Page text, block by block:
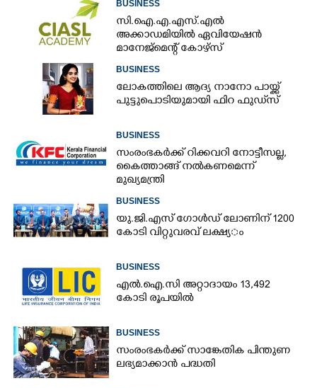
BUSINESS
സി.ഐ.എ.എസ്.എൽ
അക്കാഡമിയിൽ ഏവിയേഷൻ
മാനേജ്മെന്റ് കോഴ്സ്
BUSINESS
ലോകത്തിലെ ആദ്യ നാനോ പായ്ക്ക്
പുട്ടുപൊടിയുമായി ഫിറ ഫുഡ്‌സ്
BUSINESS
സംരംഭകർക്ക് റിക്കവറി നോട്ടീസല്ല,
കൈത്താങ്ങ് നൽകണമെന്ന്
മുഖ്യമന്ത്രി
BUSINESS
യു.​ജി.​എ​സ് ​ഗോ​ൾ​ഡ് ​ലോണിന് 1200​ ​
കോ​ടി​ ​വി​റ്റു​വ​ര​വ് ​ല​ക്ഷ്യ​ം
BUSINESS
എൽ.ഐ.സി അറ്റാദായം 13,492
കോടി രൂപയിൽ
BUSINESS
സംരംഭകർക്ക് സാങ്കേതിക പിന്തുണ
ലഭ്യമാക്കാൻ പദ്ധതി